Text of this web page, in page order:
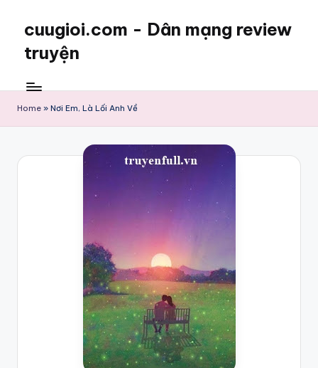
cuugioi.com - Dân mạng review
truyện
Home » Nơi Em, Là Lối Anh Về